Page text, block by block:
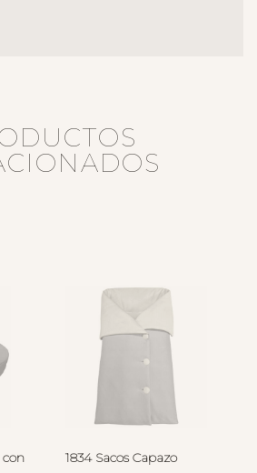
con
1834 Sacos Capazo